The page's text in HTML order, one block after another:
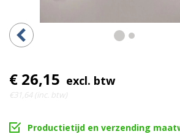
€ 26,15 excl. btw
€31,64 (inc. btw)
Productietijd en verzending